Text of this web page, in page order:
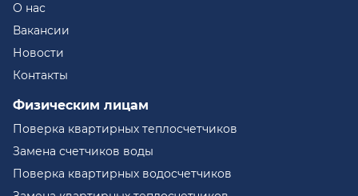
О нас
Вакансии
Новости
Контакты
Физическим лицам
Поверка квартирных теплосчетчиков
Замена счетчиков воды
Поверка квартирных водосчетчиков